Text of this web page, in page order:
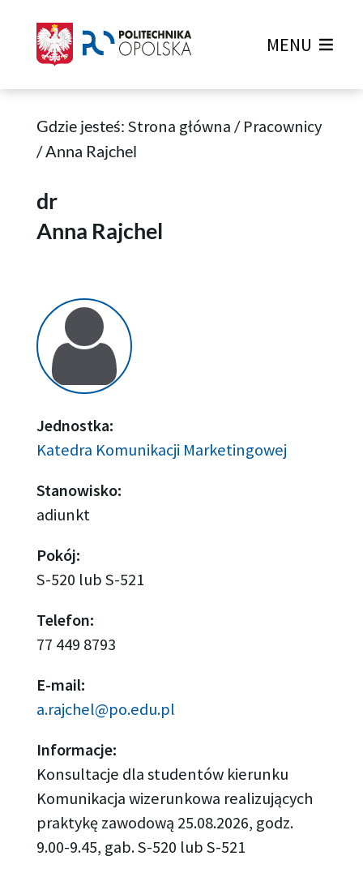
MENU
Gdzie jesteś: Strona główna / Pracownicy
/Anna Rajchel
dr
Anna Rajchel
Jednostka:
Katedra Komunikacji Marketingowej
Stanowisko:
adiunkt
Pokój:
S-520 lub S-521
Telefon:
77 449 8793
E-mail:
a.rajchel@po.edu.pl
Informacje:
Konsultacje dla studentów kierunku
Komunikacja wizerunkowa realizujących
praktykę zawodową 25.08.2026, godz.
9.00-9.45, gab. S-520 lub S-521